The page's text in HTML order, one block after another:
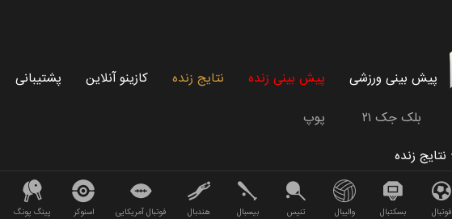
پیش بینی ورزشی پیش بینی زنده نتایج زنده کازینو آنلاین پشتیبانی
بلک جک ۲۱ پوپ
نتایج زنده
فوتبال بسکتبال والیبال تنیس بیسبال هندبال فوتبال آمریکایی اسنوکر پینگ پونگ